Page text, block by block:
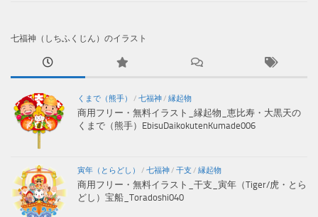
七福神（しちふくじん）のイラスト
くまで（熊手） / 七福神/ 縁起物
商用フリー・無料イラスト_縁起物_恵比寿・大黒天の
くまで（熊手）EbisuDaikokutenKumade006
寅年（とらどし） / 七福神/ 干支 / 縁起物
商用フリー・無料イラスト_干支_寅年（Tiger/虎・とら
どし）宝船_Toradoshi040